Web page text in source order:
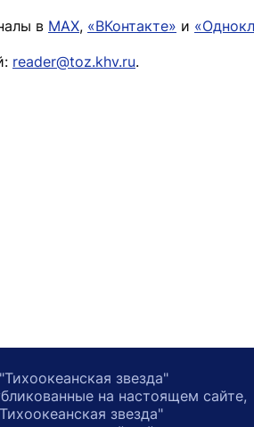
в MAX, «ВКонтакте» и
reader@toz.khv.ru.
звезда"
на настоящем сайте,
звезда"